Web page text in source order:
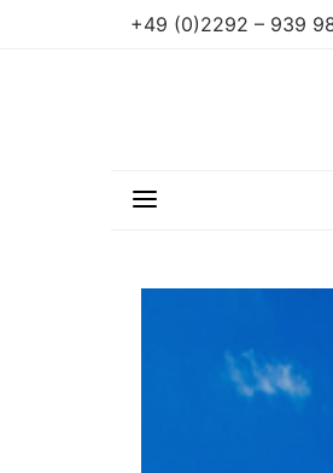
+49 (0)2292 – 939